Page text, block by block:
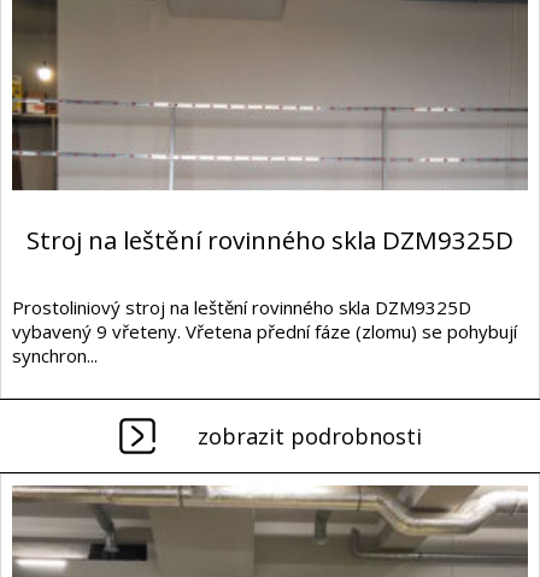
Stroj na leštění rovinného skla DZM9325D
Prostoliniový stroj na leštění rovinného skla DZM9325D
vybavený 9 vřeteny. Vřetena přední fáze (zlomu) se pohybují
synchron...
zobrazit podrobnosti